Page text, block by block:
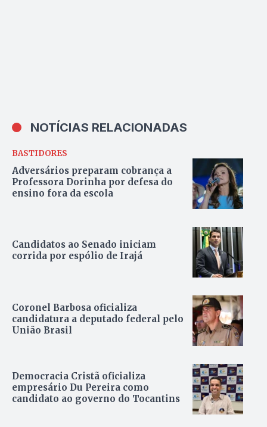
NOTÍCIAS RELACIONADAS
BASTIDORES
Adversários preparam cobrança a
Professora Dorinha por defesa do
ensino fora da escola
Candidatos ao Senado iniciam
corrida por espólio de Irajá
Coronel Barbosa oficializa
candidatura a deputado federal pelo
União Brasil
Democracia Cristã oficializa
empresário Du Pereira como
candidato ao governo do Tocantins